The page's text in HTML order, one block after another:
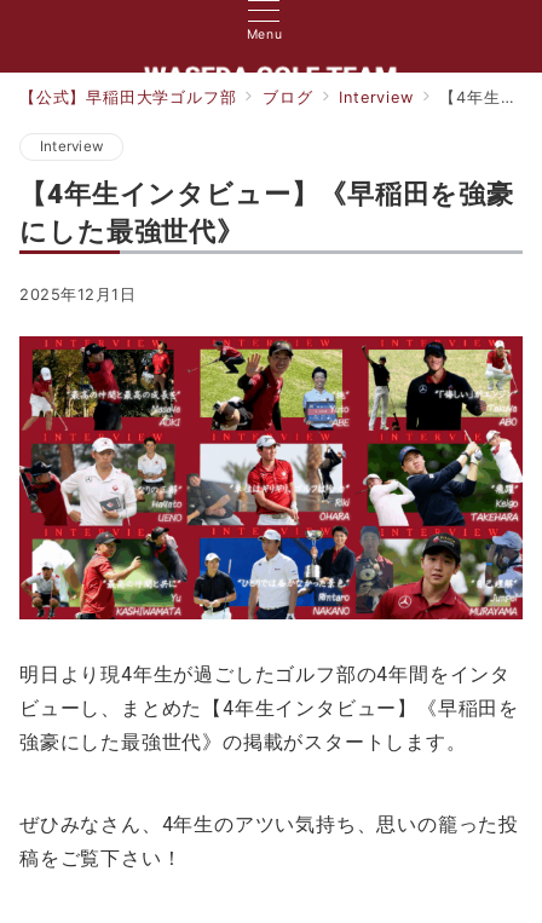
Menu
【公式】早稲田大学ゴルフ部 ブログ Interview 【4年生インタビュー】《早稲田を強豪にした最強世代》
Interview
【4年生インタビュー】《早稲田を強豪
にした最強世代》
2025年12月1日
明日より現4年生が過ごしたゴルフ部の4年間をインタ
ビューし、まとめた【4年生インタビュー】《早稲田を
強豪にした最強世代》の掲載がスタートします。
ぜひみなさん、4年生のアツい気持ち、思いの籠った投
稿をご覧下さい！